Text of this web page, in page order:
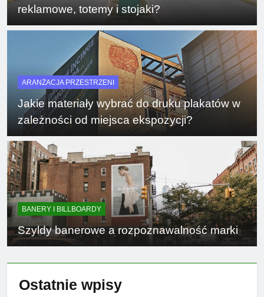
reklamowe, totemy i stojaki?
ARANŻACJA PRZESTRZENI
Jakie materiały wybrać do druku plakatów w
zależności od miejsca ekspozycji?
BANERY I BILLBOARDY
Szyldy banerowe a rozpoznawalność marki
Ostatnie wpisy